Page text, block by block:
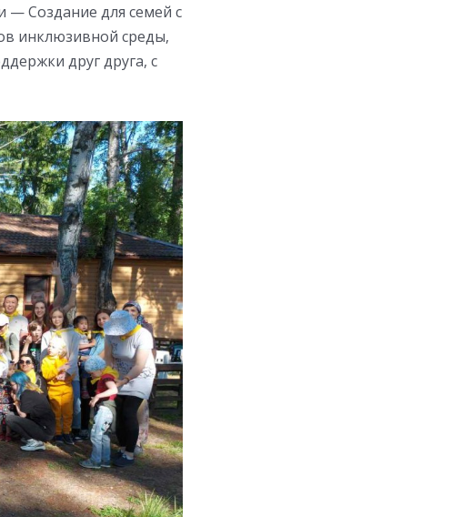
— Создание для семей с
инклюзивной среды,
друг друга, с